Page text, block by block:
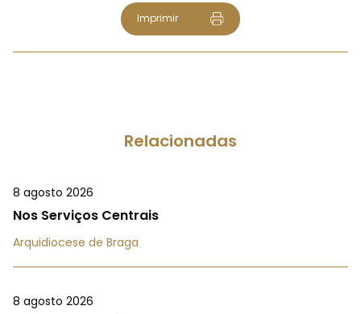
Imprimir
Relacionadas
8 agosto 2026
Nos Serviços Centrais
Arquidiocese de Braga
8 agosto 2026